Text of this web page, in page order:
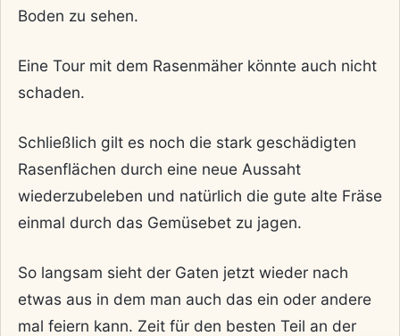
Boden zu sehen.
Eine Tour mit dem Rasenmäher könnte auch nicht
schaden.
Schließlich gilt es noch die stark geschädigten
Rasenflächen durch eine neue Aussaht
wiederzubeleben und natürlich die gute alte Fräse
einmal durch das Gemüsebet zu jagen.
So langsam sieht der Gaten jetzt wieder nach
etwas aus in dem man auch das ein oder andere
mal feiern kann. Zeit für den besten Teil an der